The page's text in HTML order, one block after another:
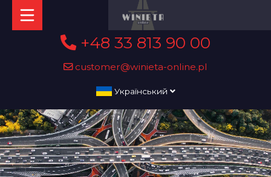
+48 33 813 90 00
customer@winieta-online.pl
Український